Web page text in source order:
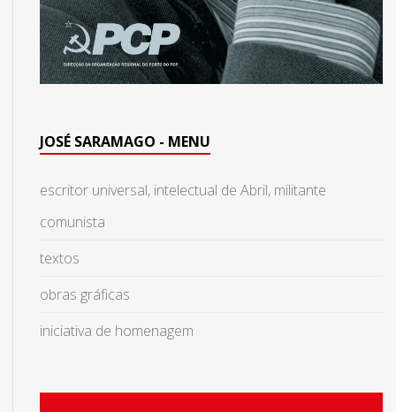
JOSÉ SARAMAGO - MENU
escritor universal, intelectual de Abril, militante
comunista
textos
obras gráficas
iniciativa de homenagem